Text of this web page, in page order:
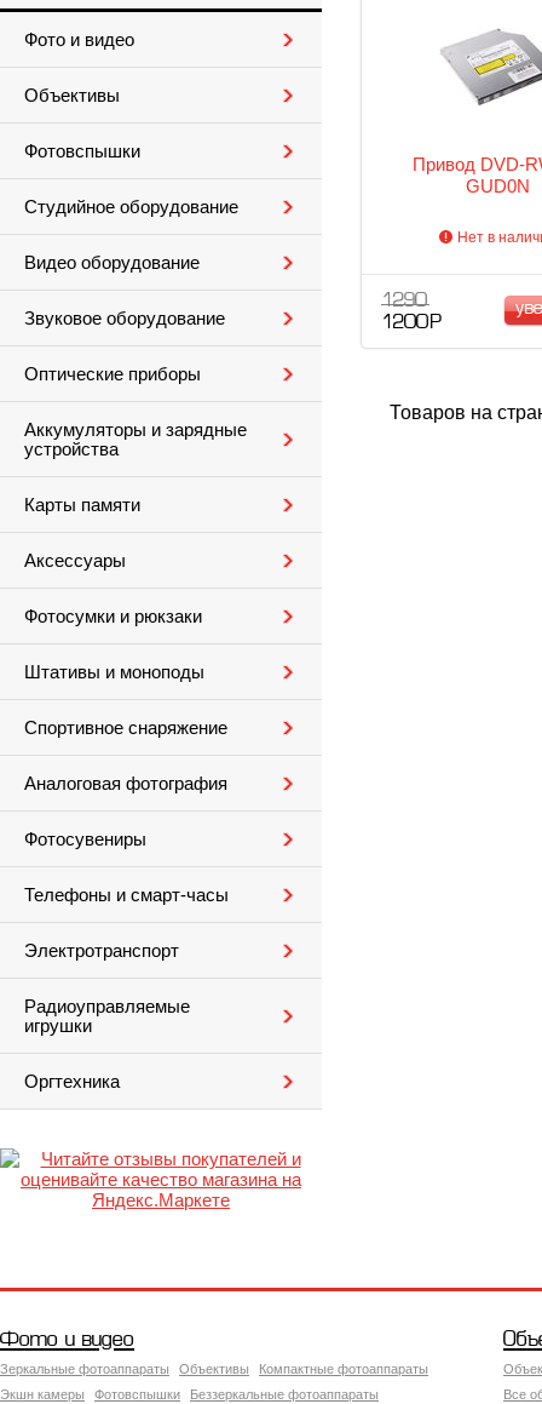
Фото и видео
Объективы
Фотовспышки
Студийное оборудование
Видео оборудование
Звуковое оборудование
Оптические приборы
Аккумуляторы и зарядные
устройства
Карты памяти
Аксессуары
Фотосумки и рюкзаки
Штативы и моноподы
Спортивное снаряжение
Аналоговая фотография
Фотосувениры
Телефоны и смарт-часы
Электротранспорт
Радиоуправляемые
игрушки
Оргтехника
Привод DVD-
GUD0N
Нет в
1 290
1 200 Р
Товаров на
Фото и видео
Зеркальные фотоаппараты Объективы
Компактные фотоаппараты
Экшн камеры
Фотовспышки
Беззеркальные фотоаппараты
Все